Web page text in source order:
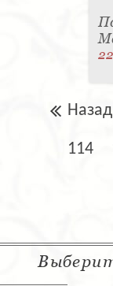
Назад
114